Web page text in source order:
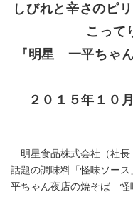
しびれと辛さのピ
こって
『明星 一平ちゃ
２０１５年１０
明星食品株式会社（社長
話題の調味料「怪味ソー
平ちゃん夜店の焼そば 怪